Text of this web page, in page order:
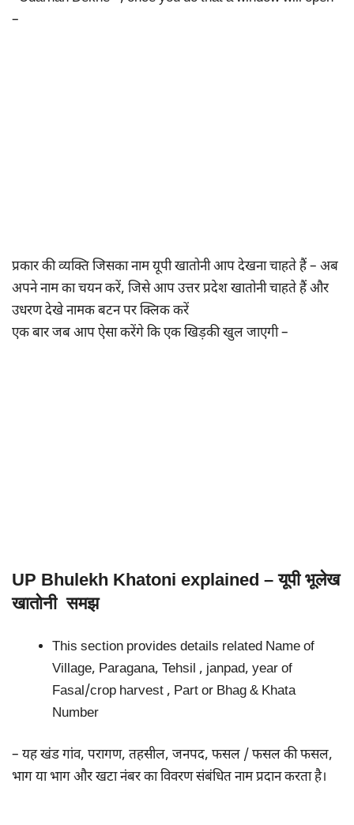
–
प्रकार की व्यक्ति जिसका नाम यूपी खातोनी आप देखना चाहते हैं – अब
अपने नाम का चयन करें, जिसे आप उत्तर प्रदेश खातोनी चाहते हैं और
उधरण देखे नामक बटन पर क्लिक करें
एक बार जब आप ऐसा करेंगे कि एक खिड़की खुल जाएगी –
UP Bhulekh Khatoni explained – यूपी भूलेख
खातोनी समझ
This section provides details related Name of
Village, Paragana, Tehsil , janpad, year of
Fasal/crop harvest , Part or Bhag & Khata
Number
– यह खंड गांव, परागण, तहसील, जनपद, फसल / फसल की फसल,
भाग या भाग और खटा नंबर का विवरण संबंधित नाम प्रदान करता है।